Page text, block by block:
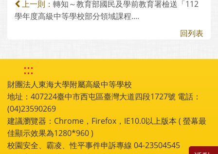
上一則： 轉知～教育部國民及學前教育署檢送「112
學年度高級中等學校部分領域課程....
回列表
:::
財團法人東海大學附屬高級中等學校
地址：407224臺中市西屯區臺灣大道四段1727號 電話：
(04)23590269
建議瀏覽器：Chrome，Firefox，IE10.0以上版本 ( 螢幕最
佳顯示效果為1280*960 )
校園安全、霸凌、性平事件申訴專線 04-23504545